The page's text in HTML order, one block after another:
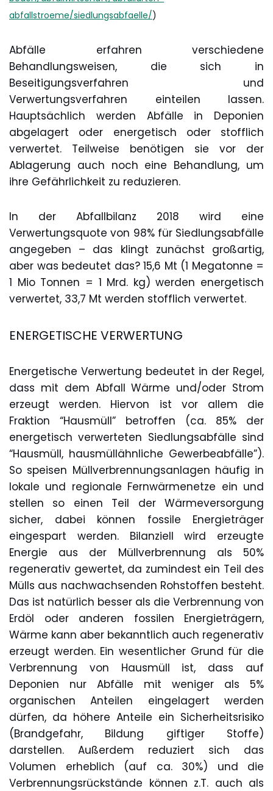
abfallstroeme/siedlungsabfaelle/)
Abfälle erfahren verschiedene
Behandlungsweisen, die sich in
Beseitigungsverfahren und
Verwertungsverfahren einteilen lassen.
Hauptsächlich werden Abfälle in Deponien
abgelagert oder energetisch oder stofflich
verwertet. Teilweise benötigen sie vor der
Ablagerung auch noch eine Behandlung, um
ihre Gefährlichkeit zu reduzieren.
In der Abfallbilanz 2018 wird eine
Verwertungsquote von 98% für Siedlungsabfälle
angegeben – das klingt zunächst großartig,
aber was bedeutet das? 15,6 Mt (1 Megatonne =
1 Mio Tonnen = 1 Mrd. kg) werden energetisch
verwertet, 33,7 Mt werden stofflich verwertet.
ENERGETISCHE VERWERTUNG
Energetische Verwertung bedeutet in der Regel,
dass mit dem Abfall Wärme und/oder Strom
erzeugt werden. Hiervon ist vor allem die
Fraktion “Hausmüll” betroffen (ca. 85% der
energetisch verwerteten Siedlungsabfälle sind
“Hausmüll, hausmüllähnliche Gewerbeabfälle”).
So speisen Müllverbrennungsanlagen häufig in
lokale und regionale Fernwärmenetze ein und
stellen so einen Teil der Wärmeversorgung
sicher, dabei können fossile Energieträger
eingespart werden. Bilanziell wird erzeugte
Energie aus der Müllverbrennung als 50%
regenerativ gewertet, da zumindest ein Teil des
Mülls aus nachwachsenden Rohstoffen besteht.
Das ist natürlich besser als die Verbrennung von
Erdöl oder anderen fossilen Energieträgern,
Wärme kann aber bekanntlich auch regenerativ
erzeugt werden. Ein wesentlicher Grund für die
Verbrennung von Hausmüll ist, dass auf
Deponien nur Abfälle mit weniger als 5%
organischen Anteilen eingelagert werden
dürfen, da höhere Anteile ein Sicherheitsrisiko
(Brandgefahr, Bildung giftiger Stoffe)
darstellen. Außerdem reduziert sich das
Volumen erheblich (auf ca. 30%) und die
Verbrennungsrückstände können z.T. auch als